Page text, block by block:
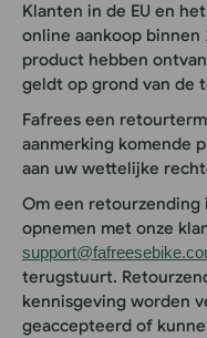
Klanten in de EU en
online aankoop binnen
product hebben
geldt op grond van de
Fafrees een
aanmerking komende
aan uw wettelijke
Om een
opnemen met onze
terugstuurt.
kennisgeving worden
geaccepteerd of